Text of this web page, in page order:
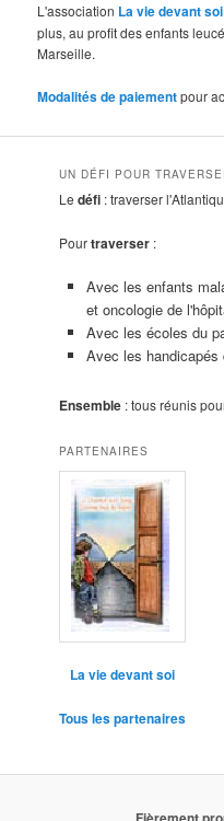
L'association La vie devant soi
plus, au profit des enfants
Marseille.
Modalités de paiementpour
UN DÉFI POUR
Ledéfi : traverser
Pourtraverser :
Avec les enfants
et oncologie de
Avec les écoles du
Avec les
Ensemble : tous réunis
PARTENAIRES
La vie devant soi
Tous les partenaires